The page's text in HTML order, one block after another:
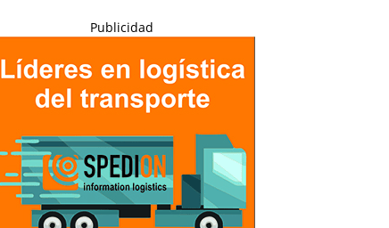
Publicidad